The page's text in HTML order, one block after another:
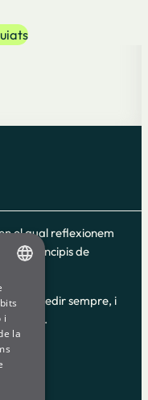
el qual reflexionem
els principis de
pots accedir sempre, i
i
la